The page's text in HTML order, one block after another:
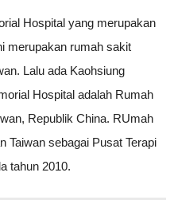
Hospital yang merupakan
merupakan rumah sakit
Lalu ada Kaohsiung
Hospital adalah Rumah
Republik China. RUmah
Taiwan sebagai Pusat Terapi
tahun 2010.